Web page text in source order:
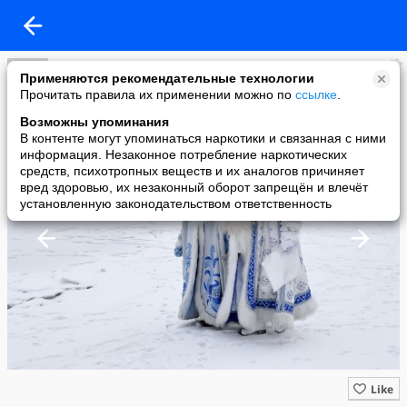
Применяются рекомендательные технологии
Прочитать правила их применении можно по ссылке
Возможны упоминания
В контенте могут упоминаться наркотики и связанная с ними
информация. Незаконное потребление наркотических
средств, психотропных веществ и их аналогов причиняет
вред здоровью, их незаконный оборот запрещён и влечёт
установленную законодательством ответственность
Дед Мороз и Снегурочка!!!
added a photo
22 Feb в 15:29
Like